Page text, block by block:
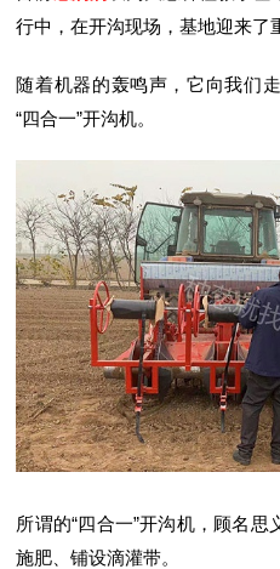
行中，在开沟现场，基地迎来了
随着机器的轰鸣声，它向我们
“四合一”开沟机。
所谓的“四合一”开沟机，顾名思
施肥、铺设滴灌带。